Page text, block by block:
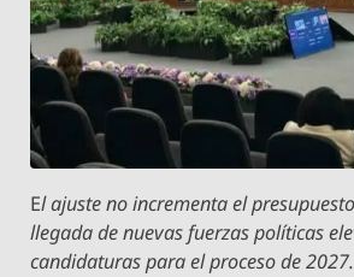
El ajuste no incrementa el
llegada de nuevas fuerzas políticas
candidaturas para el proceso de 2027.